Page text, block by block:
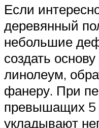
Если
деревянный
небольшие
создать
линолеум,
фанеру. При
превышащих
укладывают